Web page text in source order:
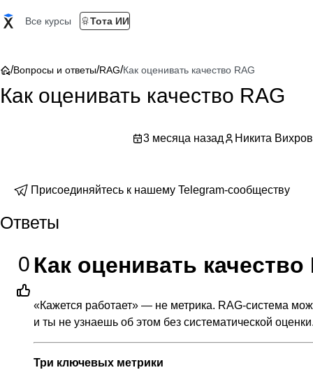
Все курсы Тота ИИ
/Вопросы и ответы/RAG/Как оценивать качество RAG
Как оценивать качество RAG
3 месяца назад Никита Вихров
Присоединяйтесь к нашему Telegram-сообществу
Ответы
0 Как оценивать качество
«Кажется работает» — не метрика. RAG-система
и ты не узнаешь об этом без систематической
Три ключевых метрики